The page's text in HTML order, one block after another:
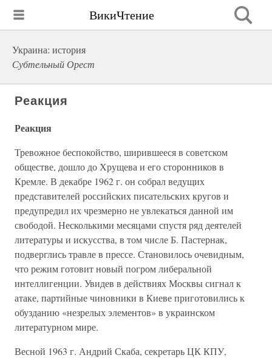
ВикиЧтение
Украина: история
Субтельный Орест
Реакция
Реакция
Тревожное беспокойство, ширившееся в советском
обществе, дошло до Хрущева и его сторонников в
Кремле. В декабре 1962 г. он собрал ведущих
представителей российских писательских кругов и
предупредил их чрезмерно не увлекаться данной им
свободой. Несколькими месяцами спустя ряд деятелей
литературы и искусства, в том числе Б. Пастернак,
подверглись травле в прессе. Становилось очевидным,
что режим готовит новый погром либеральной
интеллигенции. Увидев в действиях Москвы сигнал к
атаке, партийные чиновники в Киеве приготовились к
обузданию «незрелых элементов» в украинском
литературном мире.
Весной 1963 г. Андрий Скаба, секретарь ЦК КПУ,